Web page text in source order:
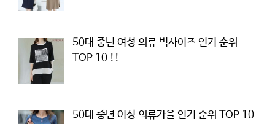
50대 중년 여성 의류 빅사이즈 인기 순위
TOP 10 !!
50대 중년 여성 의류가을 인기 순위 TOP 10